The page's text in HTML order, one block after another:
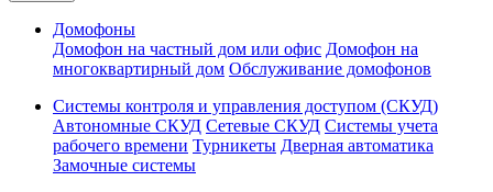
Домофоны
Домофон на частный дом или офис Домофон на
многоквартирный дом Обслуживание домофонов
Системы контроля и управления доступом (СКУД)
Автономные СКУД Сетевые СКУД Системы учета
рабочего времени Турникеты Дверная автоматика
Замочные системы